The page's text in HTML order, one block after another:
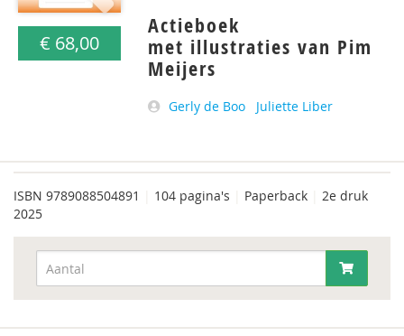
€ 68,00
Actieboek
met illustraties van Pim
Meijers
Gerly de Boo Juliette Liber
ISBN 9789088504891 104 pagina's Paperback
2e druk
2025